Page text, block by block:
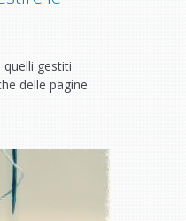
gestiti
delle pagine